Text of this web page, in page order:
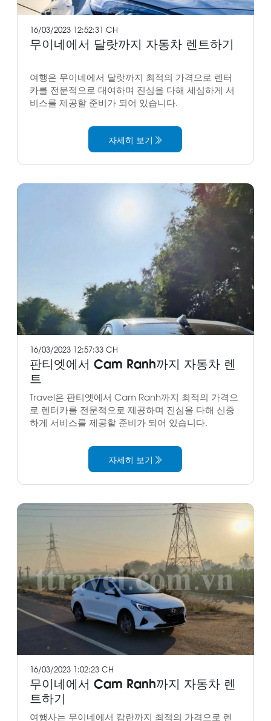
16/03/2023 12:52:31 CH
무이네에서 달랏까지 자동차 렌트하기
여행은 무이네에서 달랏까지 최적의 가격으로 렌터
카를 전문적으로 대여하며 진심을 다해 세심하게 서
비스를 제공할 준비가 되어 있습니다.
자세히 보기
16/03/2023 12:57:33 CH
판티엣에서 Cam Ranh까지 자동차 렌
트
Travel은 판티엣에서 Cam Ranh까지 최적의 가격으
로 렌터카를 전문적으로 제공하며 진심을 다해 신중
하게 서비스를 제공할 준비가 되어 있습니다.
자세히 보기
16/03/2023 1:02:23 CH
무이네에서 Cam Ranh까지 자동차 렌
트하기
여행사는 무이네에서 캄란까지 최적의 가격으로 렌